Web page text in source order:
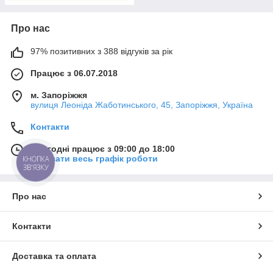
Про нас
97% позитивних з 388 відгуків за рік
Працює з 06.07.2018
м. Запоріжжя
вулиця Леоніда Жаботинського, 45, Запоріжжя, Україна
Контакти
Сьогодні працює з 09:00 до 18:00
Показати весь графік роботи
Про нас
Контакти
Доставка та оплата
КНОПКА
ЗВ'ЯЗКУ